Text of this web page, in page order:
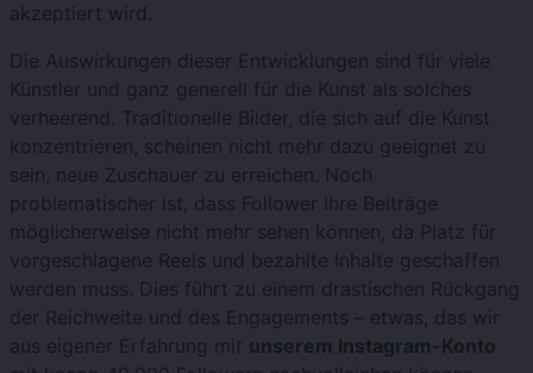
akzeptiert wird.
Die Auswirkungen dieser Entwicklungen sind für viele
Künstler und ganz generell für die Kunst als solches
verheerend. Traditionelle Bilder, die sich auf die Kunst
konzentrieren, scheinen nicht mehr dazu geeignet zu
sein, neue Zuschauer zu erreichen. Noch
problematischer ist, dass Follower Ihre Beiträge
möglicherweise nicht mehr sehen können, da Platz für
vorgeschlagene Reels und bezahlte Inhalte geschaffen
werden muss. Dies führt zu einem drastischen Rückgang
der Reichweite und des Engagements – etwas, das wir
aus eigener Erfahrung mit unserem Instagram-Konto